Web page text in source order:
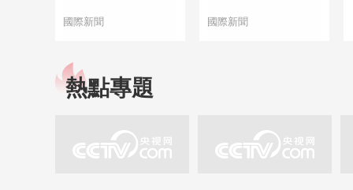
國際新聞 國際新聞
熱點專題